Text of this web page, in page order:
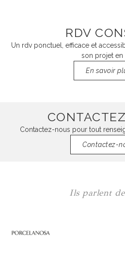
RDV
Un rdv ponctuel, efficace et
son projet en
En savoir
Contactez-nous pour tout
Contactez-
Ils parlent